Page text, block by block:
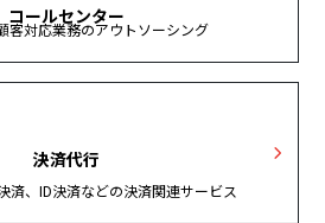
コールセンター
客対応業務のアウトソーシング
決済代行
済、ID決済などの決済関連サービス